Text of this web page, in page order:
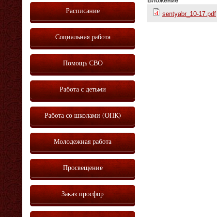
sentyabr_10-17.pdf
Расписание
Социальная работа
Помощь СВО
Работа с детьми
Работа со школами (ОПК)
Молодежная работа
Просвещение
Заказ просфор